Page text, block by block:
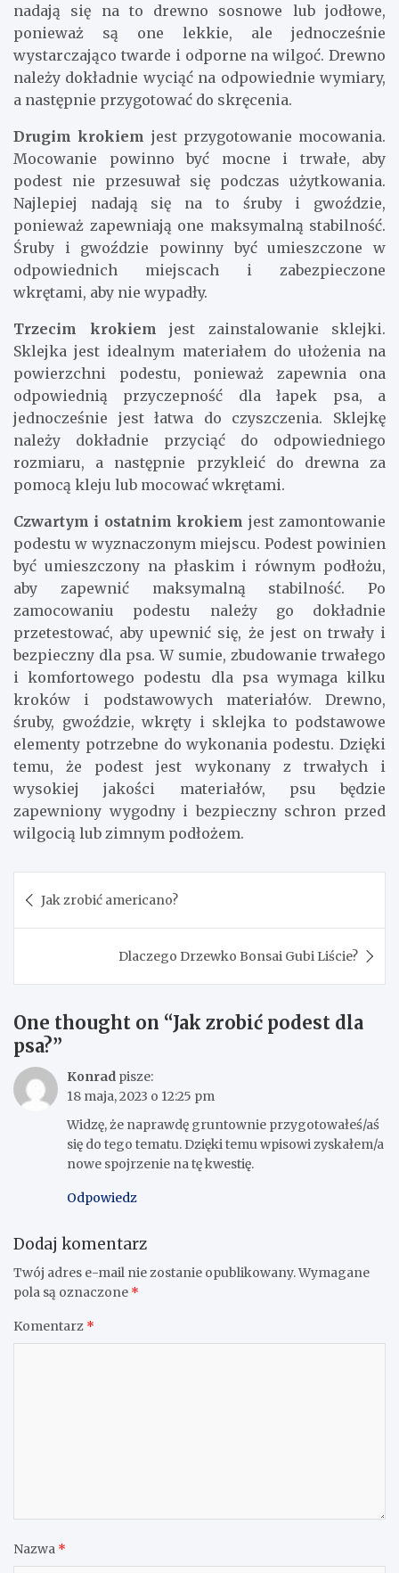
nadają się na to drewno sosnowe lub jodłowe,
ponieważ są one lekkie, ale jednocześnie
wystarczająco twarde i odporne na wilgoć. Drewno
należy dokładnie wyciąć na odpowiednie wymiary,
a następnie przygotować do skręcenia.
Drugim krokiem jest przygotowanie mocowania.
Mocowanie powinno być mocne i trwałe, aby
podest nie przesuwał się podczas użytkowania.
Najlepiej nadają się na to śruby i gwoździe,
ponieważ zapewniają one maksymalną stabilność.
Śruby i gwoździe powinny być umieszczone w
odpowiednich miejscach i zabezpieczone
wkrętami, aby nie wypadły.
Trzecim krokiem jest zainstalowanie sklejki.
Sklejka jest idealnym materiałem do ułożenia na
powierzchni podestu, ponieważ zapewnia ona
odpowiednią przyczepność dla łapek psa, a
jednocześnie jest łatwa do czyszczenia. Sklejkę
należy dokładnie przyciąć do odpowiedniego
rozmiaru, a następnie przykleić do drewna za
pomocą kleju lub mocować wkrętami.
Czwartym i ostatnim krokiem jest zamontowanie
podestu w wyznaczonym miejscu. Podest powinien
być umieszczony na płaskim i równym podłożu,
aby zapewnić maksymalną stabilność. Po
zamocowaniu podestu należy go dokładnie
przetestować, aby upewnić się, że jest on trwały i
bezpieczny dla psa. W sumie, zbudowanie trwałego
i komfortowego podestu dla psa wymaga kilku
kroków i podstawowych materiałów. Drewno,
śruby, gwoździe, wkręty i sklejka to podstawowe
elementy potrzebne do wykonania podestu. Dzięki
temu, że podest jest wykonany z trwałych i
wysokiej jakości materiałów, psu będzie
zapewniony wygodny i bezpieczny schron przed
wilgocią lub zimnym podłożem.
wpisu
Jak zrobić americano?
Dlaczego Drzewko Bonsai Gubi Liście?
One thought on “Jak zrobić podest dla
psa?”
Konrad pisze:
18 maja, 2023 o 12:25 pm
Widzę, że naprawdę gruntownie przygotowałeś/aś
się do tego tematu. Dzięki temu wpisowi zyskałem/a
nowe spojrzenie na tę kwestię.
Odpowiedz
Dodaj komentarz
Twój adres e-mail nie zostanie opublikowany.Wymagane
pola są oznaczone *
Komentarz *
Nazwa *